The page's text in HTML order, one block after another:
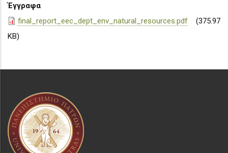
Έγγραφα
final_report_eec_dept_env_natural_resources.pdf
(375.97
KB)